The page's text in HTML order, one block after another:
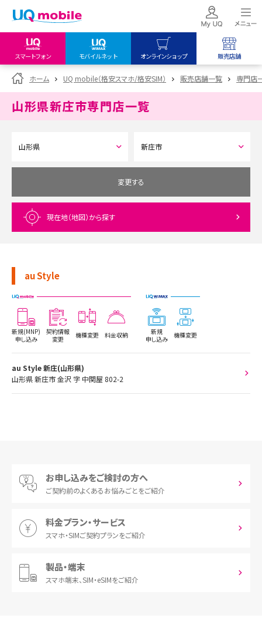
スマートフォン モバイルネット オンラインショップ 販売店舗
my UQ WiMAX
UQ WiMAX ご契約の方
My UQ mobile
データチャージサイト
UQ mobile
オンラインショップ
UQ WiMAX
UQ mobile
販売店舗
UQ WiMAX
ホーム UQ mobile（格安スマホ/格安SIM） 販売店舗一覧 専門店
山形県新庄市専門店一覧
変更する
現在地（地図）から探す
au Style
新規(MNP)
申し込み
契約情報
変更
機種変更 料金収納
新規
申し込み
機種変更
au Style 新庄(山形県)
山形県 新庄市 金沢 字 中関屋 802-2
お申し込みをご検討の方へ
ご契約前のよくあるお悩みごとをご紹介
料金プラン・サービス
スマホ・SIMご契約プランをご紹介
製品・端末
スマホ端末、SIM・eSIMをご紹介